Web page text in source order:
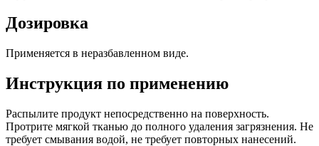
Дозировка
Применяется в неразбавленном виде.
Инструкция по применению
Распылите продукт непосредственно на поверхность.
Протрите мягкой тканью до полного удаления загрязнения. Не
требует смывания водой, не требует повторных нанесений.